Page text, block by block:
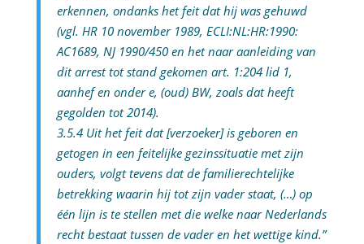
erkennen, ondanks het feit dat hij was gehuwd
(vgl. HR 10 november 1989, ECLI:NL:HR:1990:
AC1689, NJ 1990/450 en het naar aanleiding van
dit arrest tot stand gekomen art. 1:204 lid 1,
aanhef en onder e, (oud) BW, zoals dat heeft
gegolden tot 2014).
3.5.4 Uit het feit dat [verzoeker] is geboren en
getogen in een feitelijke gezinssituatie met zijn
ouders, volgt tevens dat de familierechtelijke
betrekking waarin hij tot zijn vader staat, (…) op
één lijn is te stellen met die welke naar Nederlands
recht bestaat tussen de vader en het wettige kind.”